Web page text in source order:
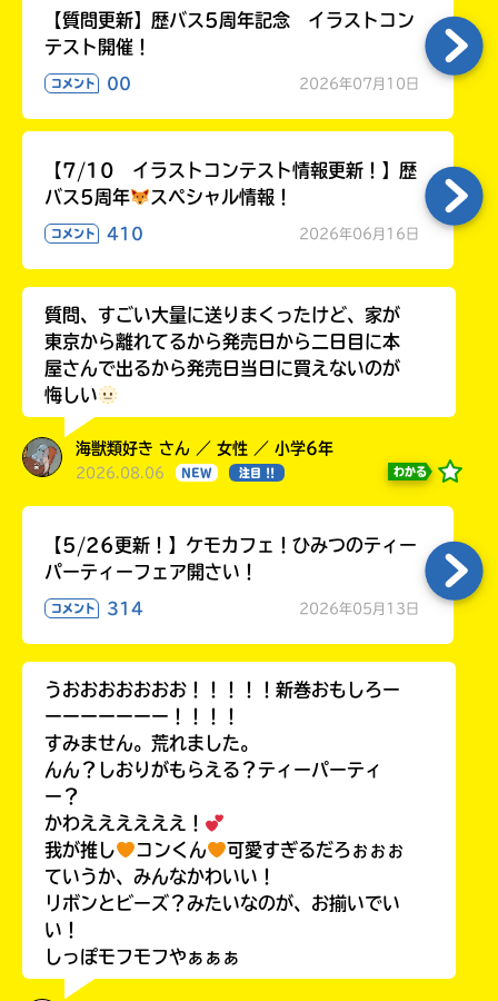
【質問更新】歴バス5周年記念 イラストコン
テスト開催！
コメント 00 2026年07月10日
【7/10 イラストコンテスト情報更新！】歴
バス5周年
スペシャル情報！
コメント 410 2026年06月16日
質問、すごい大量に送りまくったけど、家が
東京から離れてるから発売日から二日目に本
屋さんで出るから発売日当日に買えないのが
悔しい
海獣類好き さん ／ 女性 ／ 小学6年
2026.08.06 NEW 注目 !! わかる
【5/26更新！】ケモカフェ！ひみつのティー
パーティーフェア開さい！
コメント 314 2026年05月13日
うおおおおおおお！！！！！新巻おもしろー
ーーーーーーー！！！！
すみません。荒れました。
んん？しおりがもらえる？ティーパーティ
ー？
かわええええええ！
我が推し
コンくん
可愛すぎるだろぉぉぉ
ていうか、みんなかわいい！
リボンとビーズ？みたいなのが、お揃いでい
い！
しっぽモフモフやぁぁぁ